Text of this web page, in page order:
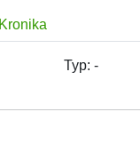
Kronika
Typ: -